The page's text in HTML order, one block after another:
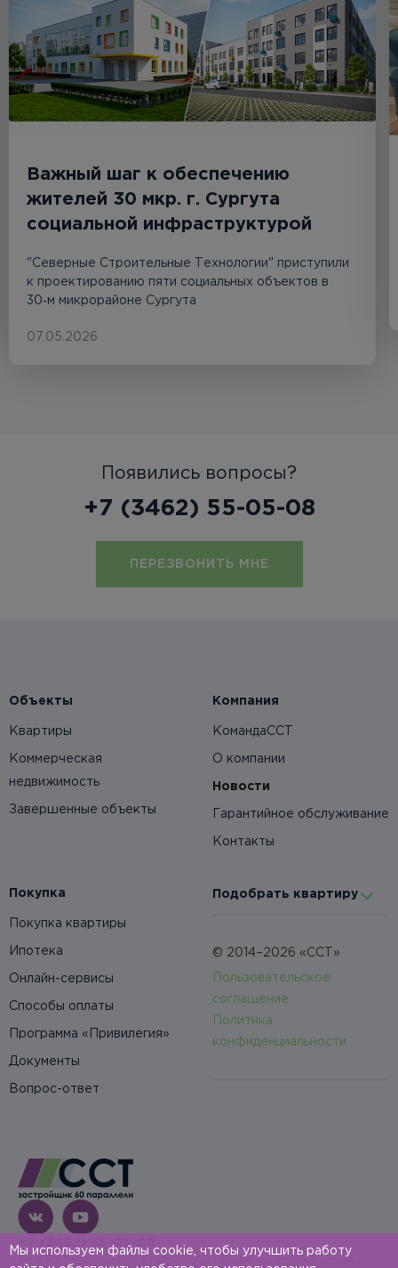
Важный шаг к обеспечению
жителей 30 мкр. г. Сургута
социальной инфраструктурой
"Северные Строительные Технологии" приступили
к проектированию пяти социальных объектов в
30‑м микрорайоне Сургута
07.05.2026
Появились вопросы?
+7 (3462) 55-05-08
ПЕРЕЗВОНИТЬ МНЕ
Объекты
Квартиры
Коммерческая
недвижимость
Завершенные объекты
Компания
КомандаССТ
О компании
Новости
Гарантийное обслуживание
Контакты
Покупка
Покупка квартиры
Ипотека
Онлайн-сервисы
Способы оплаты
Программа «Привилегия»
Документы
Вопрос-ответ
Подобрать квартиру
© 2014–2026 «ССТ»
Пользовательское
соглашение
Политика
конфиденциальности
+7 (3462) 55-05-08
Мы используем файлы cookie, чтобы улучшить работу